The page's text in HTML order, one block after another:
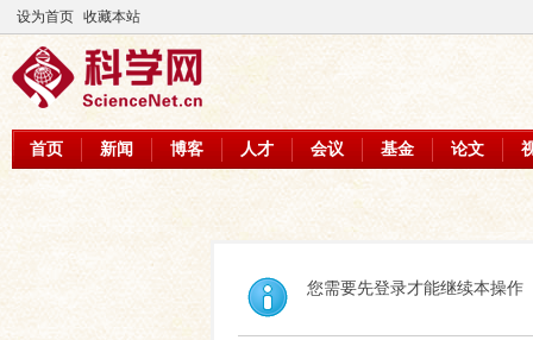
设为首页 收藏本站
首页 新闻 博客 人才 会议 基金 论文
您需要先登录才能继续本操作